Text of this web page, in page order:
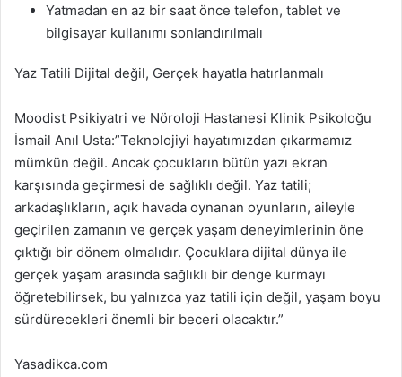
Yatmadan en az bir saat önce telefon, tablet ve
bilgisayar kullanımı sonlandırılmalı
Yaz Tatili Dijital değil, Gerçek hayatla hatırlanmalı
Moodist Psikiyatri ve Nöroloji Hastanesi Klinik Psikoloğu
İsmail Anıl Usta:”Teknolojiyi hayatımızdan çıkarmamız
mümkün değil. Ancak çocukların bütün yazı ekran
karşısında geçirmesi de sağlıklı değil. Yaz tatili;
arkadaşlıkların, açık havada oynanan oyunların, aileyle
geçirilen zamanın ve gerçek yaşam deneyimlerinin öne
çıktığı bir dönem olmalıdır. Çocuklara dijital dünya ile
gerçek yaşam arasında sağlıklı bir denge kurmayı
öğretebilirsek, bu yalnızca yaz tatili için değil, yaşam boyu
sürdürecekleri önemli bir beceri olacaktır.”
Yasadikca.com